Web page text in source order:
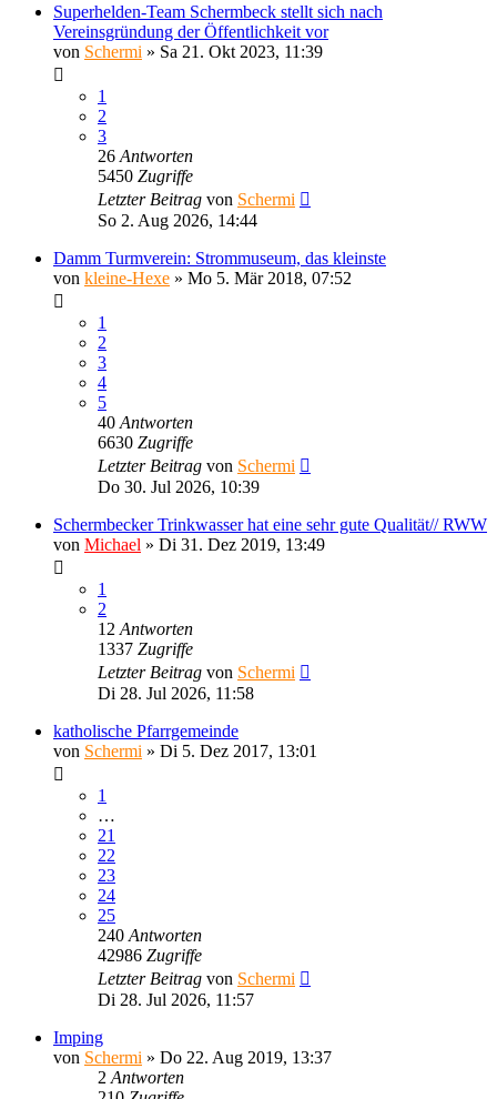
Superhelden-Team Schermbeck stellt sich nach
Vereinsgründung der Öffentlichkeit vor
von Schermi » Sa 21. Okt 2023, 11:39
1
2
3
26 Antworten
5450 Zugriffe
Letzter Beitrag von Schermi
So 2. Aug 2026, 14:44
Damm Turmverein: Strommuseum, das kleinste
von kleine-Hexe » Mo 5. Mär 2018, 07:52
1
2
3
4
5
40 Antworten
6630 Zugriffe
Letzter Beitrag von Schermi
Do 30. Jul 2026, 10:39
Schermbecker Trinkwasser hat eine sehr gute Qualität// RWW
von Michael » Di 31. Dez 2019, 13:49
1
2
12 Antworten
1337 Zugriffe
Letzter Beitrag von Schermi
Di 28. Jul 2026, 11:58
katholische Pfarrgemeinde
von Schermi » Di 5. Dez 2017, 13:01
1
…
21
22
23
24
25
240 Antworten
42986 Zugriffe
Letzter Beitrag von Schermi
Di 28. Jul 2026, 11:57
Imping
von Schermi » Do 22. Aug 2019, 13:37
2 Antworten